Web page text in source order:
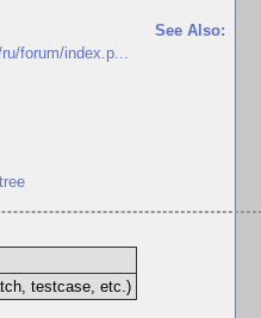
forum/index.p...
tree
See Also:
testcase, etc.)